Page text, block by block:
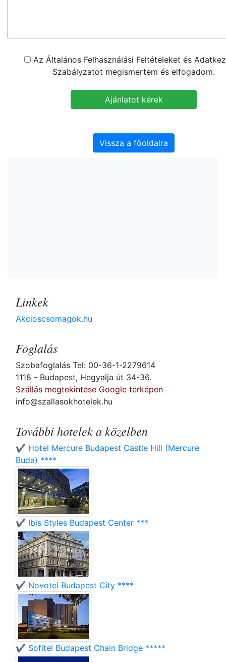
Az Általános Felhasználási Feltételeket és
Szabályzatot megismertem és elfogadom.
Vissza a főoldalra
Linkek
Akcioscsomagok.hu
Foglalás
Szobafoglalás Tel: 00-36-1-2279614
1118 - Budapest, Hegyalja út 34-36.
Szállás megtekintése Google térképen
info@szallasokhotelek.hu
További hotelek a közelben
✔️ Hotel Mercure Budapest Castle Hill (Mercure
Buda) ****
✔️ Ibis Styles Budapest Center ***
✔️ Novotel Budapest City ****
✔️ Sofitel Budapest Chain Bridge *****